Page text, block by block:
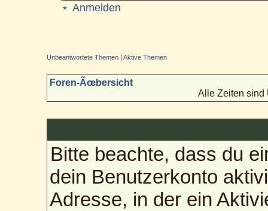
Anmelden
Unbeantwortete Themen |Aktive Themen
Foren-Ãœbersicht
Alle Zeiten sind
Bitte beachte, dass du
dein Benutzerkonto
Adresse, in der ein